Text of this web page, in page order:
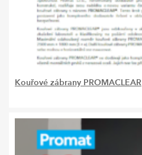
Kouřové zábrany PROMACLEAR